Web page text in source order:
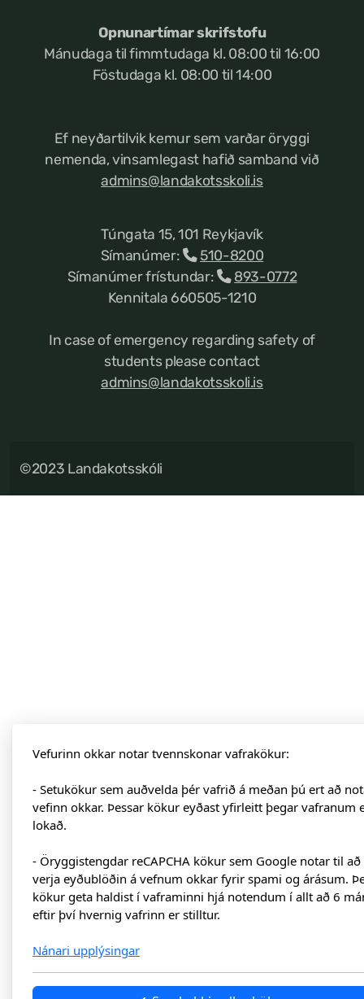
Opnunartímar skrifstofu
Mánudaga til fimmtudaga kl. 08:00 til 16:00
Föstudaga kl. 08:00 til 14:00
Ef neyðartilvik kemur sem varðar öryggi
nemenda, vinsamlegast hafið samband við
admins@landakotsskoli.is
Túngata 15, 101 Reykjavík
Símanúmer:
510-8200
Símanúmer frístundar:
893-0772
Kennitala 660505-1210
In case of emergency regarding safety of
students please contact
admins@landakotsskoli.is
©2023 Landakotsskóli
Vefurinn okkar notar tvennskonar vafrakökur:
- Setukökur sem auðvelda þér vafrið á meðan þú ert að
vefinn okkar. Þessar kökur eyðast yfirleitt þegar vafranum
lokað.
- Öryggistengdar reCAPCHA kökur sem Google notar til að
verja eyðublöðin á vefnum okkar fyrir spami og árásum.
kökur geta haldist í vaframinni hjá notendum í allt að 6
eftir því hvernig vafrinn er stilltur.
Nánari upplýsingar